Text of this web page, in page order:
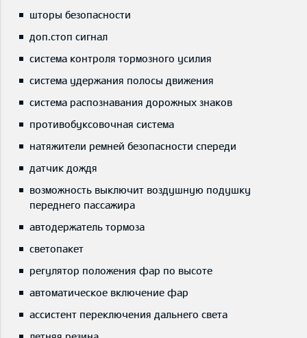
шторы безопасности
доп.стоп сигнал
система контроля тормозного усилия
система удержания полосы движения
система распознавания дорожных знаков
противобуксовочная система
натяжители ремней безопасности спереди
датчик дождя
возможность выключит воздушную подушку
переднего пассажира
автодержатель тормоза
светопакет
регулятор положения фар по высоте
автоматическое включение фар
ассистент переключения дальнего света